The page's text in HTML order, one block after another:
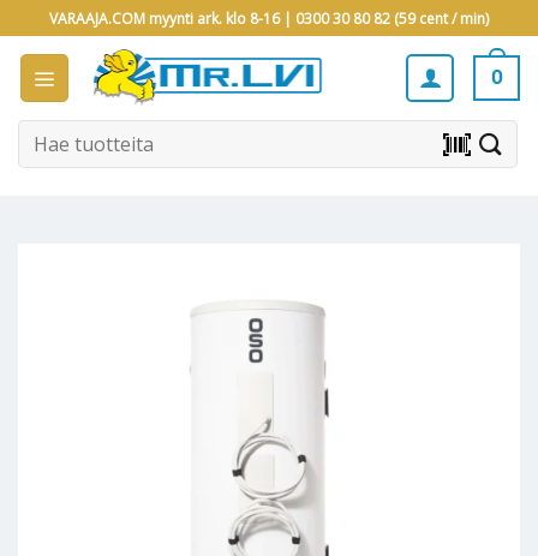
to
content
VARAAJA.COM myynti ark. klo 8-16 | 0300 30 80 82 (59 cent / min)
0
Etsi: barcode_scanner